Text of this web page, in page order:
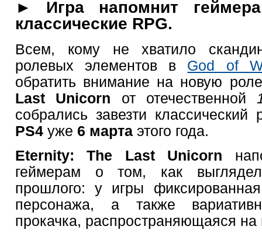
► Игра напомнит
классические RPG.
Всем, кому не хватило
ролевых элементов в God of
обратить внимание на новую
Last Unicorn от отечественной
собрались завезти
PS4 уже 6 марта этого года.
Eternity: The Last Unicorn
геймерам о том, как
прошлого: у игры
персонажа, а также
прокачка, распространяющаяся